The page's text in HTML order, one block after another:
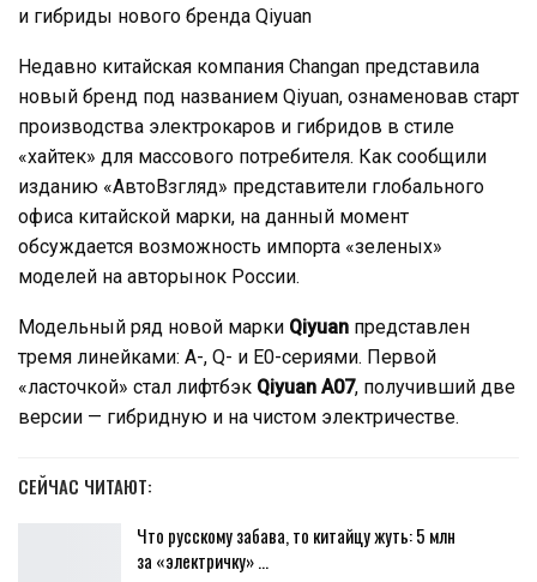
и гибриды нового бренда Qiyuan
Недавно китайская компания Changan представила
новый бренд под названием Qiyuan, ознаменовав старт
производства электрокаров и гибридов в стиле
«хайтек» для массового потребителя. Как сообщили
изданию «АвтоВзгляд» представители глобального
офиса китайской марки, на данный момент
обсуждается возможность импорта «зеленых»
моделей на авторынок России.
Модельный ряд новой марки Qiyuan представлен
тремя линейками: А-, Q- и E0-сериями. Первой
«ласточкой» стал лифтбэк Qiyuan А07, получивший две
версии — гибридную и на чистом электричестве.
СЕЙЧАС ЧИТАЮТ:
Что русскому забава, то китайцу жуть: 5 млн
за «электричку» …